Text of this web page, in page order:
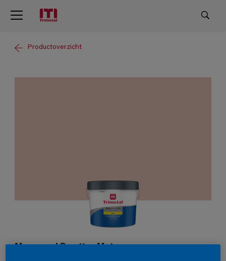
Productoverzicht
Magnacryl Prestige Mat